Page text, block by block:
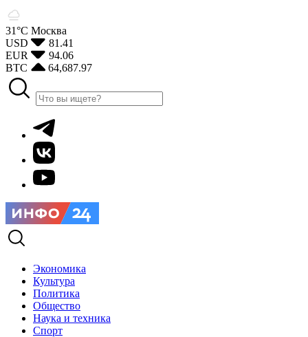
31°С Москва
USD
81.41
EUR
94.06
BTC
64,687.97
Экономика
Культура
Политика
Общество
Наука и техника
Спорт